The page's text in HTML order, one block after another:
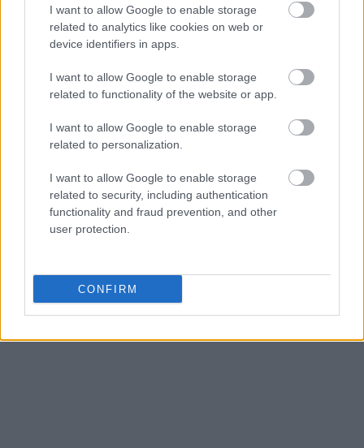
I want to allow Google to enable storage
related to analytics like cookies on web or
device identifiers in apps.
I want to allow Google to enable storage
related to functionality of the website or app.
I want to allow Google to enable storage
related to personalization.
I want to allow Google to enable storage
related to security, including authentication
functionality and fraud prevention, and other
user protection.
CONFIRM